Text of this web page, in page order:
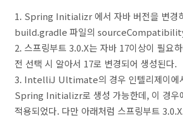
1. Spring Initializr 에서 자바 버전을 변경
build.gradle 파일의
2. 스프링부트 3.0.X는 자바 17이상이 필요
전 선택 시 알아서 17로 변경되어 생성된다.
3. IntelliJ Ultimate의 경우 인텔리제이에
Spring Initializr로 생성 가능한데, 이 경우
적용되었다. 다만 아래처럼 스프링부트